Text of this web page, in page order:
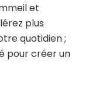
et
plus
quotidien ;
pour créer un